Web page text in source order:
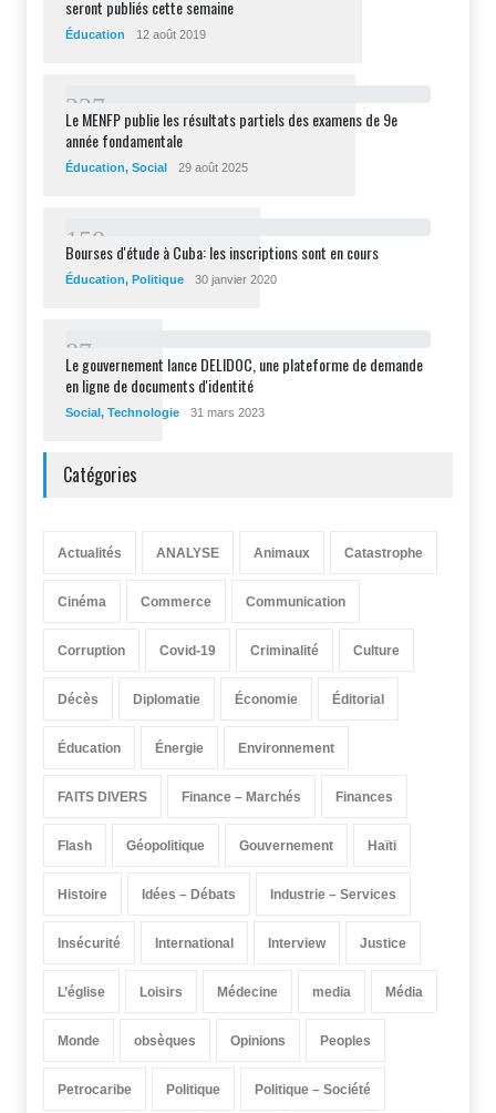
seront publiés cette semaine
Éducation 12 août 2019
227
Le MENFP publie les résultats partiels des examens de 9e
année fondamentale
Éducation, Social 29 août 2025
1 58
Bourses d'étude à Cuba: les inscriptions sont en cours
Éducation, Politique 30 janvier 2020
87
Le gouvernement lance DELIDOC, une plateforme de demande
en ligne de documents d'identité
Social, Technologie 31 mars 2023
Catégories
Actualités ANALYSE Animaux Catastrophe
Cinéma Commerce Communication
Corruption Covid-19 Criminalité Culture
Décès Diplomatie Économie Éditorial
Éducation Énergie Environnement
FAITS DIVERS Finance – Marchés Finances
Flash Géopolitique Gouvernement Haïti
Histoire Idées – Débats Industrie – Services
Insécurité International Interview Justice
L’église Loisirs Médecine media Média
Monde obsèques Opinions Peoples
Petrocaribe Politique Politique – Société